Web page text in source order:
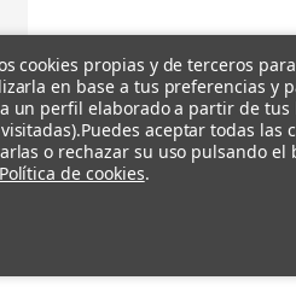
cookies propias y de terceros
en base a tus preferencias y
un perfil elaborado a partir de
Puedes aceptar todas las
o rechazar su uso pulsando
Política de cookies.